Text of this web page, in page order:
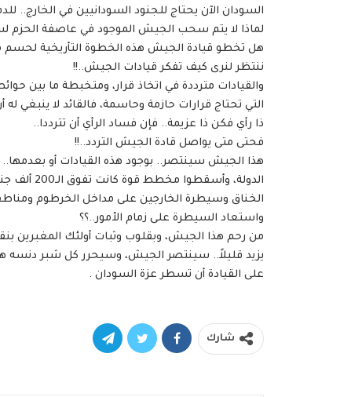
السودان الآن يحتاج للجنود السودانيين في
لماذا لا يتم سحب الجيش الموجود في عاصفة الحزم
هل تخطو قيادة الجيش هذه الخطوة التأريخية
ننتظر لنرى كيف تفكر قيادات الجيش..!!
والقيادات مترددة في اتخاذ قرار، ومتخبطة ما بين
التي تحتاج قرارات حازمة وحاسمة، فالقائد لا ينبغي
ذا رأي فكن ذا عزيمة.. فإن فساد الرأي أن تترددا..
فحتى متى يواصل قادة الجيش التردد..!!
الخناق وسيطرة الخارجين على مداخل الخرطوم
واستعاد السيطرة على زمام الأمور..؟؟
من رحم هذا الجيش، وبقلوب وثبات أولئك المغبرين
يزيد قليلاً.. سينتصر الجيش، وسيحرر كل شبر دنسه
على القيادة أن تسطر عزة السودان .
شارك